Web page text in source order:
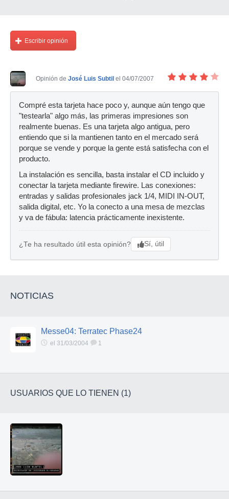
Escribir opinión
Opinión de José Luis Subtil el 04/07/2007
Compré esta tarjeta hace poco y, aunque aún tengo que
"testearla" algo más, las primeras impresiones son
realmente buenas. Es una tarjeta algo antigua, pero
entiendo que si la mantienen tanto en el mercado será
porque se vende y porque la gente está satisfecha con el
producto.
La instalación es sencilla, basta instalar el CD incluido y
conectar la tarjeta mediante firewire. Las conexiones:
entradas y salidas profesionales jack 1/4, MIDI IN-OUT,
salida digital, etc. Yo la conecto a una mesa de mezclas
y va de fábula: latencia prácticamente inexistente.
¿Te ha resultado útil esta opinión? Sí, útil
NOTICIAS
Messe04: Terratec Phase24
el 31/03/2004 1
USUARIOS QUE LO TIENEN (1)